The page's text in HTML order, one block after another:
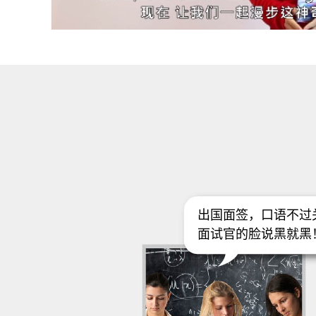
出国面签，口语不过
面试官的脸说黑就黑